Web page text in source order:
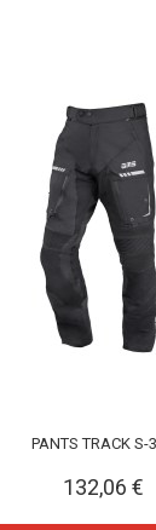
PANTS TRACK S-
132,06 €